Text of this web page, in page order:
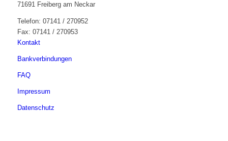
71691 Freiberg am Neckar
Telefon: 07141 / 270952
Fax: 07141 / 270953
Kontakt
Bankverbindungen
FAQ
Impressum
Datenschutz